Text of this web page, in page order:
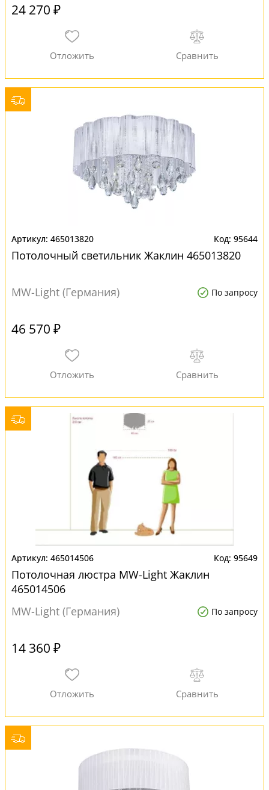
24 270 ₽
465013820 95644
Потолочный светильник Жаклин 465013820
MW-Light (Германия) По запросу
46 570 ₽
465014506 95649
Потолочная люстра MW-Light Жаклин
465014506
MW-Light (Германия)
По запросу
14 360 ₽